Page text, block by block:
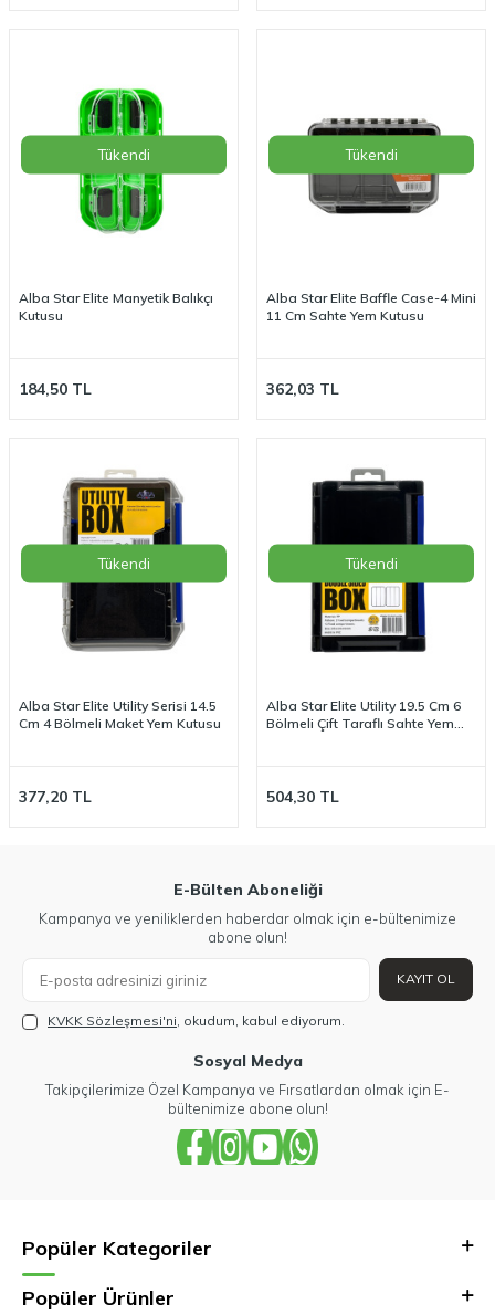
Tükendi
Alba Star Elite Manyetik Balıkçı
Kutusu
184,50 TL
Tükendi
Alba Star Elite Baffle Case-4 Mini
11 Cm Sahte Yem Kutusu
362,03 TL
Tükendi
Alba Star Elite Utility Serisi 14.5
Cm 4 Bölmeli Maket Yem Kutusu
377,20 TL
Tükendi
Alba Star Elite Utility 19.5 Cm 6
Bölmeli Çift Taraflı Sahte Yem
504,30 TL
E-Bülten Aboneliği
Kampanya ve yeniliklerden haberdar olmak için e-bültenimize
abone olun!
KAYIT OL
KVKK Sözleşmesi'ni, okudum, kabul ediyorum.
Sosyal Medya
Takipçilerimize Özel Kampanya ve Fırsatlardan olmak için E-
bültenimize abone olun!
Popüler Kategoriler
Popüler Ürünler